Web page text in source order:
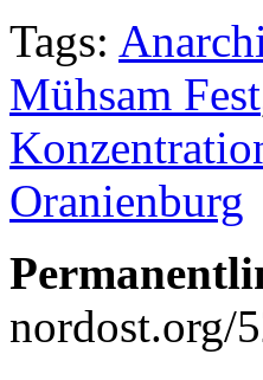
Tags:
Mühsam Fest
Oranienburg
nordost.org/